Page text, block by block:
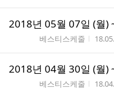
2018년 05월 07일 (월)
베스티스케줄 작성
2018년 04월 30일 (월)
베스티스케줄 작성